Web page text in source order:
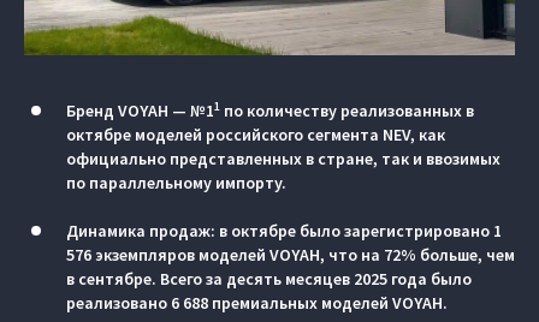
Бренд VOYAH — №11 по количеству реализованных в
октябре моделей российского сегмента NEV, как
официально представленных в стране, так и ввозимых
по параллельному импорту.
Динамика продаж: в октябре было зарегистрировано 1
576 экземпляров моделей VOYAH, что на 72% больше, чем
в сентябре. Всего за десять месяцев 2025 года было
реализовано 6 688 премиальных моделей VOYAH.